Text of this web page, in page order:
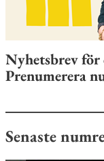
Nyhetsbrev för
Prenumerera
Senaste